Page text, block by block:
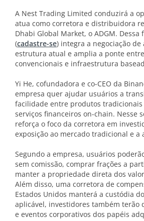
A Nest Trading Limited conduzirá a
atua como corretora e distribuidora
Dhabi Global Market, o ADGM. Dessa
(cadastre-se) integra a negociação de
estrutura atual e amplia a ponte
convencionais e infraestrutura
Yi He, cofundadora e co-CEO da
empresa quer ajudar usuários a
facilidade entre produtos
serviços financeiros on-chain. Nesse
reforça o foco da corretora em
exposição ao mercado tradicional e a
Segundo a empresa, usuários
sem comissão, comprar frações a
manter a propriedade direta dos
Além disso, uma corretora de
Estados Unidos manterá a custódia
aplicável, investidores também terão
e eventos corporativos dos papéis